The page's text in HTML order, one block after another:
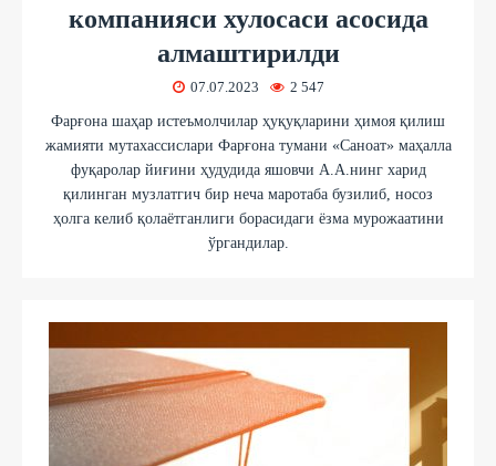
компанияси хулосаси асосида
алмаштирилди
07.07.2023 2 547
Фарғона шаҳар истеъмолчилар ҳуқуқларини ҳимоя қилиш
жамияти мутахассислари Фарғона тумани «Саноат» маҳалла
фуқаролар йиғини ҳудудида яшовчи А.А.нинг харид
қилинган музлатгич бир неча маротаба бузилиб, носоз
ҳолга келиб қолаётганлиги борасидаги ёзма мурожаатини
ўргандилар.